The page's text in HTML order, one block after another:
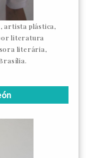
artista plástica,
literatura
literária,